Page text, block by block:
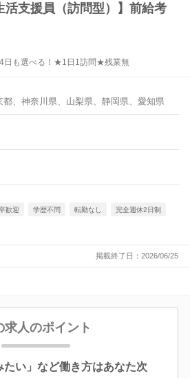
活支援員（訪問型）】前給考
も選べる！★1日1訪問★残業無
、神奈川県、山梨県、静岡県、愛知県
歓迎 学歴不問 転勤なし 完全週休2日制
掲載終了日：2026/06/25
求人のポイント
たい」など働き方はあなた次